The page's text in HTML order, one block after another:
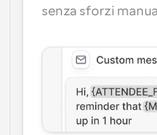
senza sforzi